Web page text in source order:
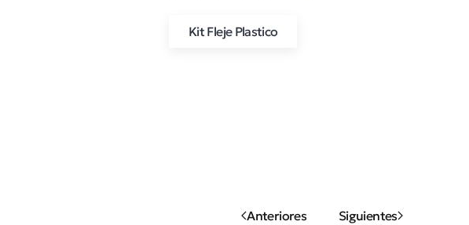
Kit Fleje Plastico
Anteriores Siguientes